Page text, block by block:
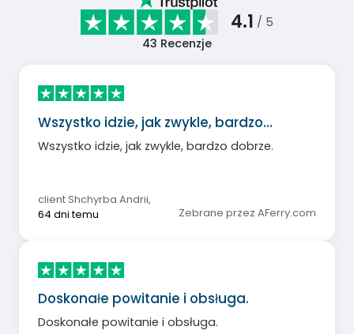
4.1 / 5
43 Recenzje
Wszystko idzie, jak zwykle, bardzo…
Wszystko idzie, jak zwykle, bardzo dobrze.
client Shchyrba Andrii,
64 dni temu
Zebrane przez AFerry.com
Doskonałe powitanie i obsługa.
Doskonałe powitanie i obsługa.